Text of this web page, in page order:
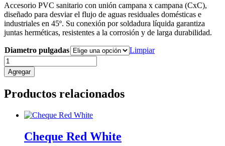
Accesorio PVC sanitario con unión campana x campana (CxC),
diseñado para desviar el flujo de aguas residuales domésticas e
industriales en 45º. Su conexión por soldadura líquida garantiza
juntas herméticas, resistentes a la corrosión y de larga durabilidad.
Diametro pulgadas
Limpiar
Codo
Sanitario
CxC
cantidad
Agregar
Productos relacionados
Cheque Red White